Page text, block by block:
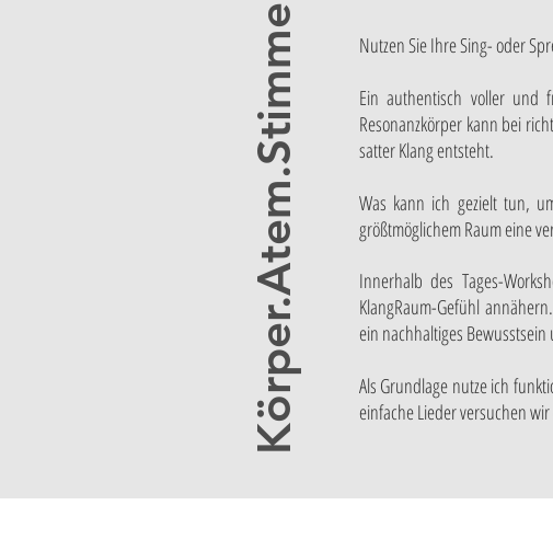
Körper.Atem.Stimme
Nutzen Sie Ihre Sing- oder
Ein authentisch voller und
Resonanzkörper kann bei
satter Klang entsteht.
Was kann ich gezielt tun,
größtmöglichem Raum eine
Innerhalb des Tages-
KlangRaum-Gefühl annähern.
ein nachhaltiges
Als Grundlage nutze ich
einfache Lieder versuchen wir